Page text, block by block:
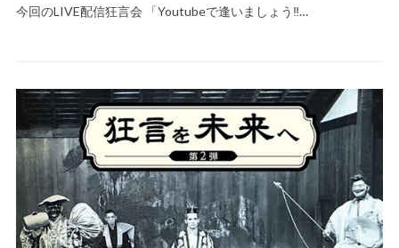
今回のLIVE配信狂言会 「Youtubeで逢いましょう‼️…